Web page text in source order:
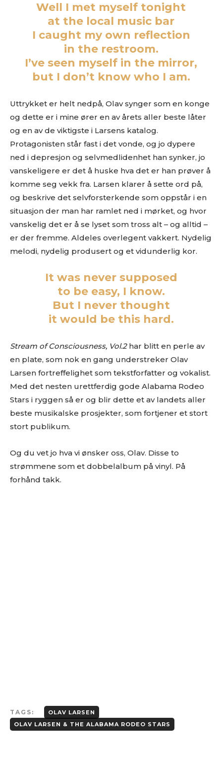
Les bloggen. Passer din musikk inn blant platene vi skriver
sjekk om din musikk ligger i noen av kategoriene vi fokuserer
Musikken din passer inn. Kult! Send oss en epost på
review@musikkbloggen.no.
Den bør som MINIMUM inneholde følgende:
Litt om deg. Om prosjektet ditt, og når det er release osv.
måtteleteetter musikken din. Og uten å måtte logge
inn…
(gode eksempler er f.eks Soundcloud og YouTube. Dårlige
er Spotify og Tidal.)
Platen som nedlastbar MP3
. Dropbox er fint, eller et av
stream på Soundcloud er fint, men vi vil uansettpå et
vurderes.
IKKE send linker til Spotify, Tidal eller iTunes som eneste
sted å høre musikken. Flere i redaksjonen styrer unna
disse stedene, så henvendelser med linker dit som eneste
sted får dessverre møte “delete”-knappen.
Og gjerne linker til din nettside eller en Facebookside hvor
vi kan lese litt mer om deg.
Link til nedlastbare pressebilder. Og coverbilde til platen.
Minst 1024px bredde er fint.
Det er lov å purre oss opp etter en liten stund.
Erfaringsmessig så er det uhyre vanskelig å få hørt og sjekket
alt, så en høflig påminnelse om at du har sendt oss musikken
din er godt innafor.
skulle tilsi
Well I met myself tonight
at the local music bar
I caught my own reflection
in the restroom.
I’ve seen myself in the mirror,
but I don’t know who I am.
Uttrykket er helt nedpå, Olav synger som en konge
og dette er i mine ører en av årets aller beste låter
og en av de viktigste i Larsens katalog.
Protagonisten står fast i det vonde, og jo dypere
ned i depresjon og selvmedlidenhet han synker, jo
vanskeligere er det å huske hva det er han prøver å
komme seg vekk fra. Larsen klarer å sette ord på,
og beskrive det selvforsterkende som oppstår i en
situasjon der man har ramlet ned i mørket, og hvor
vanskelig det er å se lyset som tross alt – og alltid –
er der fremme. Aldeles overlegent vakkert. Nydelig
melodi, nydelig produsert og et vidunderlig kor.
It was never supposed
to be easy, I know.
But I never thought
it would be this hard.
Stream of Consciousness, Vol.2 har blitt en perle av
en plate, som nok en gang understreker Olav
Larsen fortreffelighet som tekstforfatter og vokalist.
Med det nesten urettferdig gode Alabama Rodeo
Stars i ryggen så er og blir dette et av landets aller
beste musikalske prosjekter, som fortjener et stort
stort publikum.
Og du vet jo hva vi ønsker oss, Olav. Disse to
strømmene som et dobbelalbum på vinyl. På
forhånd takk.
TAGS:
OLAV LARSEN
OLAV LARSEN & THE ALABAMA RODEO STARS